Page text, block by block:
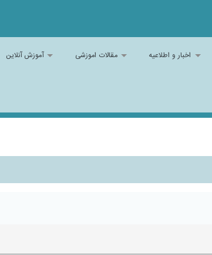
اخبار و اطلاعیه مقالات اموزشی آموزش آنلاین